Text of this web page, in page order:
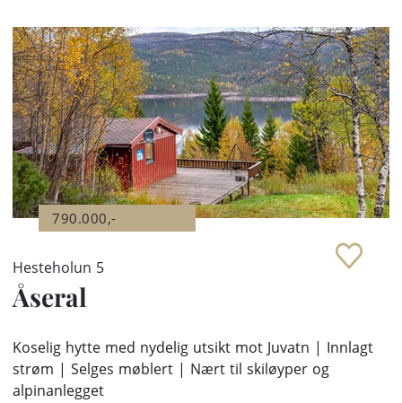
790.000,-
Hesteholun 5
Åseral
Koselig hytte med nydelig utsikt mot Juvatn | Innlagt
strøm | Selges møblert | Nært til skiløyper og
alpinanlegget